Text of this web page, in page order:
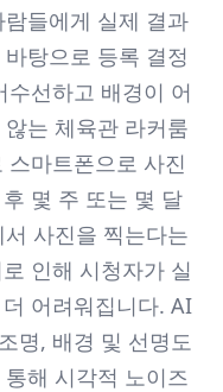
들에게 실제 결과
탕으로 등록 결정
선하고 배경이 어
는 체육관 라커룸
마트폰으로 사진
몇 주 또는 몇 달
사진을 찍는다는
인해 시청자가 실
어려워집니다. AI
명, 배경 및 선명도
해 시각적 노이즈